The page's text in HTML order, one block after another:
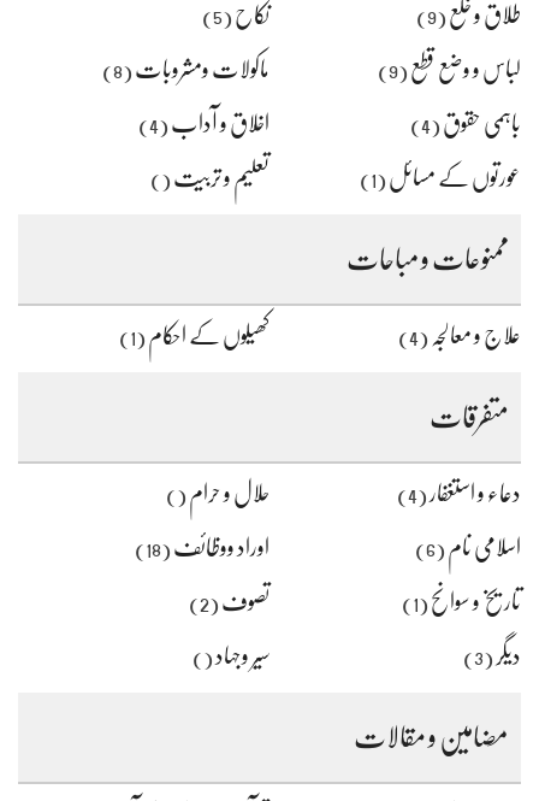
نکاح (5) طلاق و خلع (9)
ماکولات ومشروبات (8) لباس و وضع قطع (9)
اخلاق و آداب (4) باہمی حقوق (4)
تعلیم و تربیت () عورتوں کے مسائل (1)
ممنوعات و مباحات
کھیلوں کے احکام (1) علاج و معالجہ (4)
متفرقات
حلال و حرام () دعاء و استغفار (4)
اوراد ووظائف (18) اسلامی نام (6)
تصوف (2) تاریخ و سوانح (1)
سیر وجہاد () دیگر (3)
مضامین و مقالات